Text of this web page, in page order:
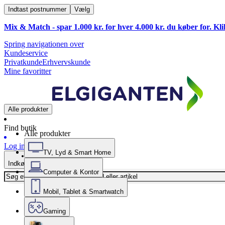
Indtast postnummer Vælg
Mix & Match - spar 1.000 kr. for hver 4.000 kr. du køber for.
Spring navigationen over
Kundeservice
PrivatkundeErhvervskunde
Mine favoritter
Alle produkter
Find butik
Log ind
Indkøbskurv
Alle produkter
TV, Lyd & Smart Home
Computer & Kontor
Mobil, Tablet & Smartwatch
Gaming